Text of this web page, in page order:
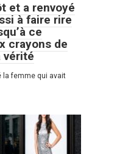
et a renvoyé
à faire rire
ce
crayons de
vérité
la femme qui avait